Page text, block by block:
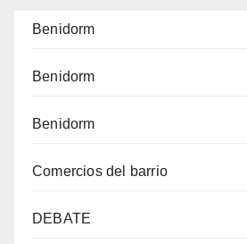
Benidorm
Benidorm
Benidorm
Comercios del barrio
DEBATE